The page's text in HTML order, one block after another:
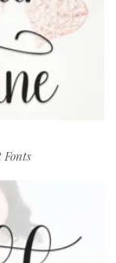
Fonts